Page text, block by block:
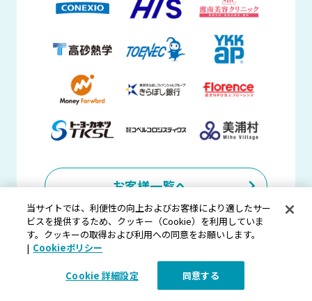
お客様一覧へ
当サイトでは、利便性の向上およびお客様により適したサー
ビスを提供するため、クッキー（Cookie）を利用していま
す。クッキーの取得および利用への同意をお願いします。
| Cookieポリシー
Cookie 詳細設定 同意する